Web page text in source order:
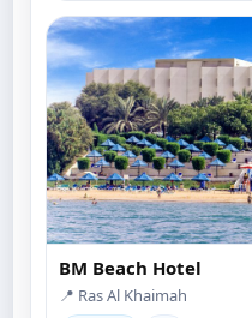
BM Beach Hotel
📍 Ras Al Khaimah